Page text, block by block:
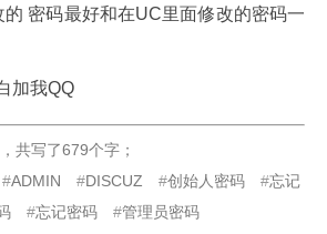
密码最好和在UC里面修改的密码一
加我QQ
， 共写了679个字 ；
ADMIN DISCUZ 创始人密码
忘记
忘记密码 管理员密码